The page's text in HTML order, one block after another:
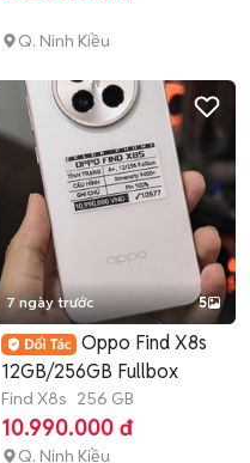
Q. Ninh Kiều
7 ngày trước 5
Oppo Find X8s
12GB/256GB Fullbox
Find X8s 256 GB
10.990.000 đ
Q. Ninh Kiều